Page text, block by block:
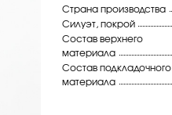
Страна производства
Силуэт, покрой
Состав верхнего
материала
Состав подкладочного
материала